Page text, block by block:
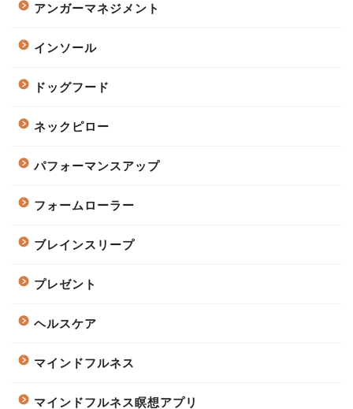
アンガーマネジメント
インソール
ドッグフード
ネックピロー
パフォーマンスアップ
フォームローラー
ブレインスリープ
プレゼント
ヘルスケア
マインドフルネス
マインドフルネス瞑想アプリ